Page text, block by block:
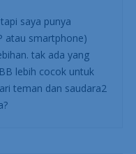
saya punya
atau smartphone)
tak ada yang
lebih cocok untuk
teman dan saudara2